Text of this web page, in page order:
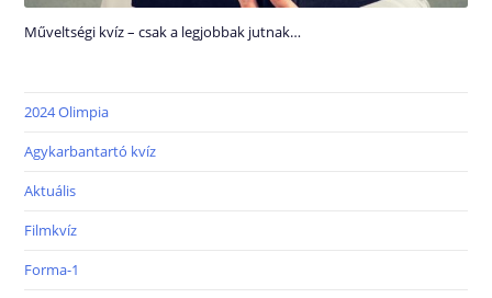
Műveltségi kvíz – csak a legjobbak jutnak…
2024 Olimpia
Agykarbantartó kvíz
Aktuális
Filmkvíz
Forma-1